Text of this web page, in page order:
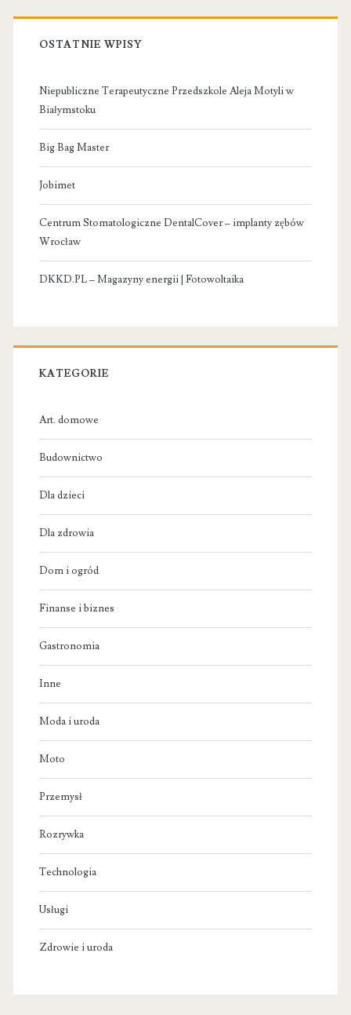
OSTATNIE WPISY
Niepubliczne Terapeutyczne Przedszkole Aleja Motyli w
Białymstoku
Big Bag Master
Jobimet
Centrum Stomatologiczne DentalCover – implanty zębów
Wrocław
DKKD.PL – Magazyny energii | Fotowoltaika
KATEGORIE
Art. domowe
Budownictwo
Dla dzieci
Dla zdrowia
Dom i ogród
Finanse i biznes
Gastronomia
Inne
Moda i uroda
Moto
Przemysł
Rozrywka
Technologia
Usługi
Zdrowie i uroda